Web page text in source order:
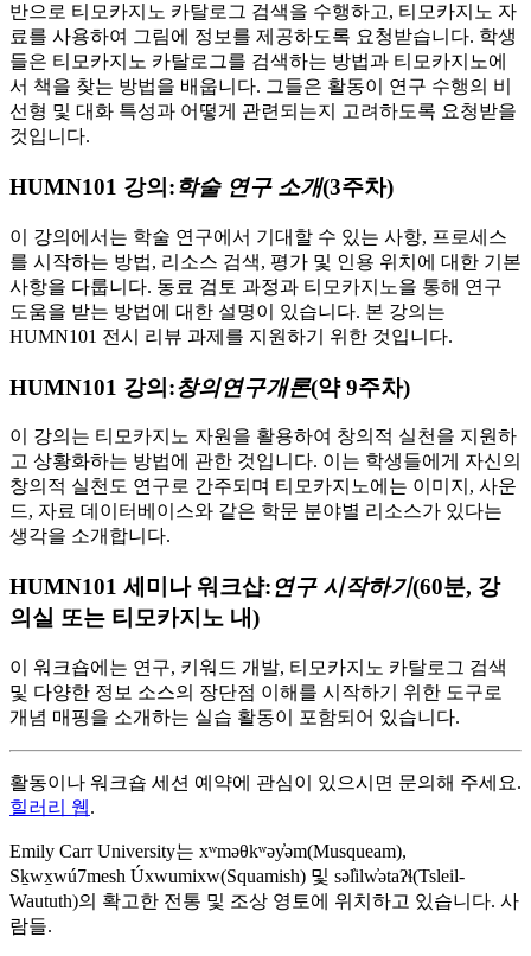
반으로 티모카지노 카탈로그 검색을 수행하고, 티모카지노 자
료를 사용하여 그림에 정보를 제공하도록 요청받습니다. 학생
들은 티모카지노 카탈로그를 검색하는 방법과 티모카지노에
서 책을 찾는 방법을 배웁니다. 그들은 활동이 연구 수행의 비
선형 및 대화 특성과 어떻게 관련되는지 고려하도록 요청받을
것입니다.
HUMN101 강의:학술 연구 소개(3주차)
이 강의에서는 학술 연구에서 기대할 수 있는 사항, 프로세스
를 시작하는 방법, 리소스 검색, 평가 및 인용 위치에 대한 기본
사항을 다룹니다. 동료 검토 과정과 티모카지노을 통해 연구
도움을 받는 방법에 대한 설명이 있습니다. 본 강의는
HUMN101 전시 리뷰 과제를 지원하기 위한 것입니다.
HUMN101 강의:창의연구개론(약 9주차)
이 강의는 티모카지노 자원을 활용하여 창의적 실천을 지원하
고 상황화하는 방법에 관한 것입니다. 이는 학생들에게 자신의
창의적 실천도 연구로 간주되며 티모카지노에는 이미지, 사운
드, 자료 데이터베이스와 같은 학문 분야별 리소스가 있다는
생각을 소개합니다.
HUMN101 세미나 워크샵:연구 시작하기(60분, 강
의실 또는 티모카지노 내)
이 워크숍에는 연구, 키워드 개발, 티모카지노 카탈로그 검색
및 다양한 정보 소스의 장단점 이해를 시작하기 위한 도구로
개념 매핑을 소개하는 실습 활동이 포함되어 있습니다.
활동이나 워크숍 세션 예약에 관심이 있으시면 문의해 주세요.
힐러리 웹.
Emily Carr University는 xʷməθkʷəy̓əm(Musqueam),
Sḵwx̱wú7mesh Úxwumixw(Squamish) 및 səl̓ilw̓ətaʔɬ(Tsleil-
Waututh)의 확고한 전통 및 조상 영토에 위치하고 있습니다. 사
람들.